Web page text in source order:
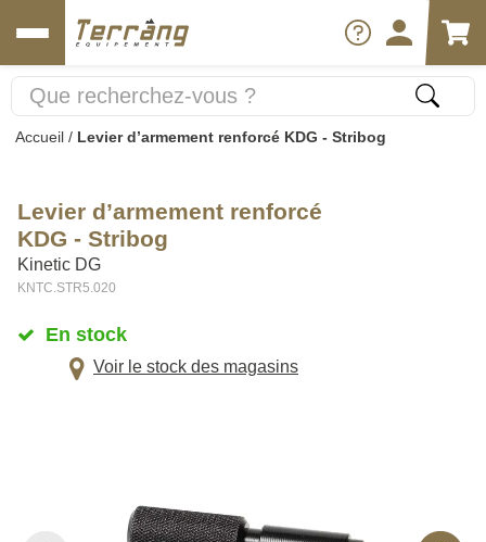
Accueil / Levier d’armement renforcé KDG - Stribog
Levier d’armement renforcé
KDG - Stribog
Kinetic DG
KNTC.STR5.020
En stock
Voir le stock des magasins